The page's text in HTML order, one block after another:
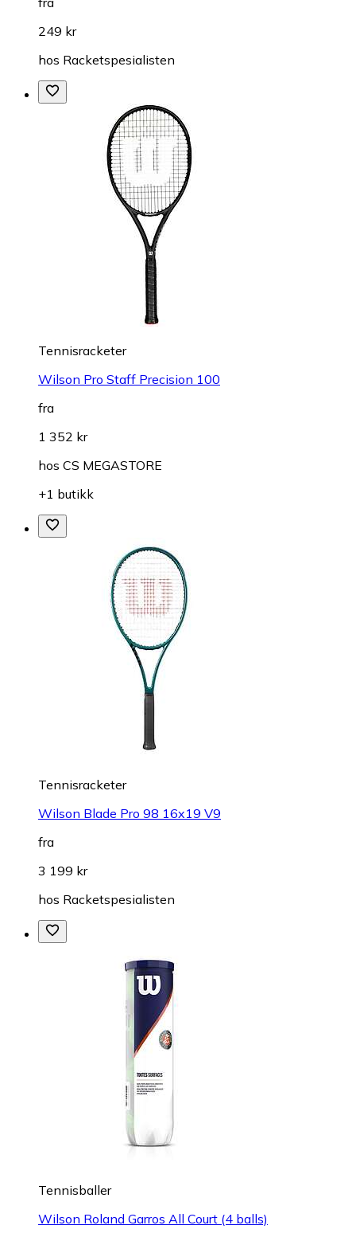
249 kr
hos Racketspesialisten
Tennisracketer
Wilson Pro Staff Precision 100
fra
1 352 kr
hos CS MEGASTORE
+1 butikk
Tennisracketer
Wilson Blade Pro 98 16x19 V9
fra
3 199 kr
hos Racketspesialisten
Tennisballer
Wilson Roland Garros All Court (4 balls)